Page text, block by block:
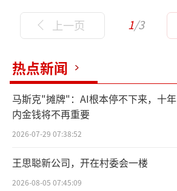
上一页 1/3
热点新闻
马斯克"摊牌"：AI根本停不下来，十年
内金钱将不再重要
2026-07-29 07:38:52
王思聪新公司，开在村委会一楼
2026-08-05 07:45:09